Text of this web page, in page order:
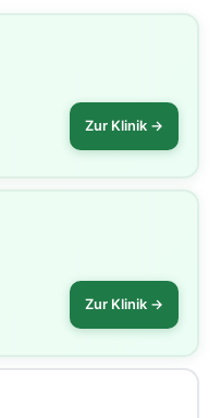
Zur Klinik →
Zur Klinik →